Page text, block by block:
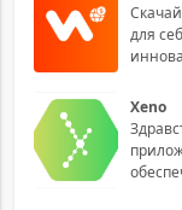
Скачайте
для
Xeno